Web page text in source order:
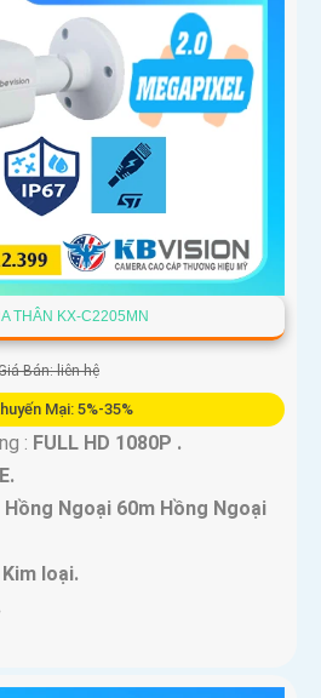
THÂN KX-C2205MN
Bán: liên hệ
Mại: 5%-35%
: FULL HD 1080P .
Hồng Ngoại 60m Hồng Ngoại
loại.